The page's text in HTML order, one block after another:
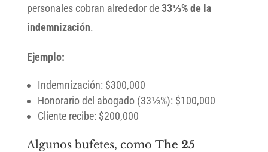
personales cobran alrededor de33⅓% de la
indemnización.
Ejemplo:
Indemnización: $300,000
Honorario del abogado (33⅓%): $100,000
Cliente recibe: $200,000
Algunos bufetes, como The 25